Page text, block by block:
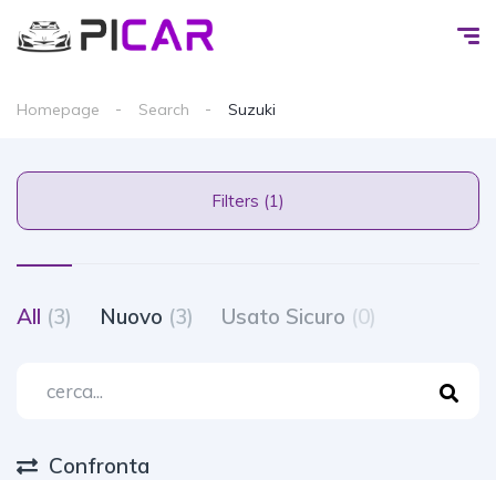
Homepage Search Suzuki
Filters (1)
All (3) Nuovo (3) Usato Sicuro (0)
Confronta